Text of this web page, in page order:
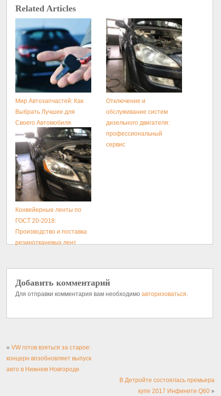
Related Articles
Мир Автозапчастей: Как
Выбрать Лучшее для
Своего Автомобиля
Отключение и
обслуживание систем
дизельного двигателя:
профессиональный
сервис
Конвейерные ленты по
ГОСТ 20-2018:
Производство и поставка
резинотканевых лент
Добавить комментарий
Для отправки комментария вам необходимоавторизоваться.
«VW готов взяться за старое:
концерн возобновляет выпуск
авто в Нижнем Новгороде
В Детройте состоялась премьера
купе 2017 Инфинити Q60»